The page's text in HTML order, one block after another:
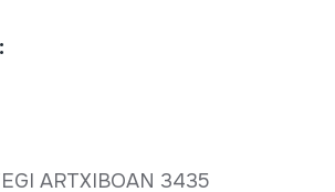
ARTXIBOAN 3435